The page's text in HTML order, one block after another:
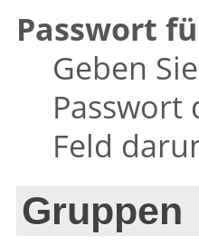
Passwort
Geben
Passwort
Feld
Gruppen